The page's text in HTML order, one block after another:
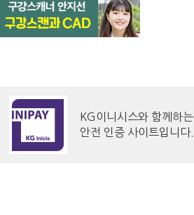
KG이니시스와 함께하는
안전 인증 사이트입니다.